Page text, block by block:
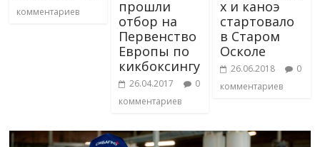
комментариев
прошли
отбор на
Первенство
Европы по
кикбоксингу
26.04.2017
0
комментариев
х и каноэ
стартовало
в Старом
Осколе
26.06.2018
0
комментариев